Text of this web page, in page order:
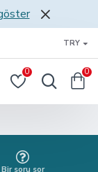
TRY
0 0
Bir soru sor